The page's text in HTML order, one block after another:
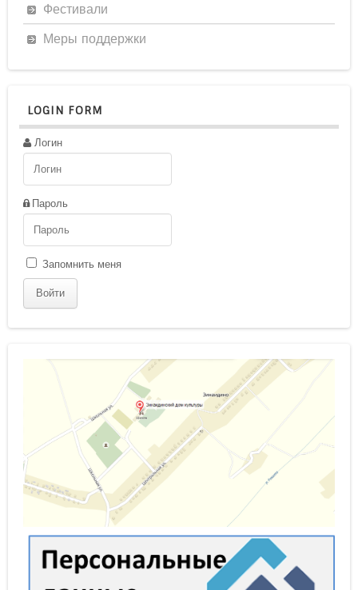
Фестивали
Меры поддержки
LOGIN FORM
Логин
Пароль
Запомнить меня